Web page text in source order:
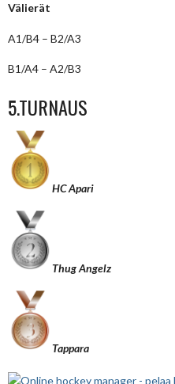
Välierät
A1/B4 – B2/A3
B1/A4 – A2/B3
5.TURNAUS
HC Apari
Thug Angelz
Tappara